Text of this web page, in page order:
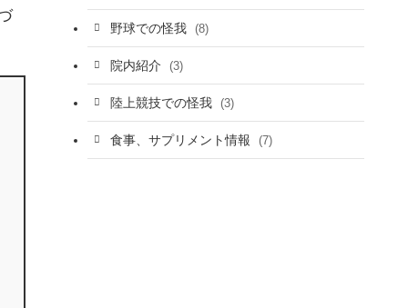
野球での怪我 (8)
院内紹介 (3)
陸上競技での怪我 (3)
食事、サプリメント情報 (7)